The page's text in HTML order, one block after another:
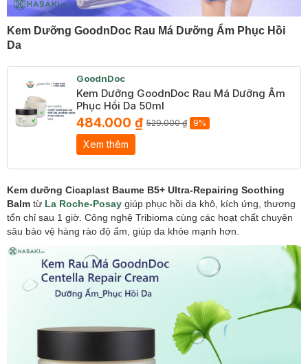
Kem Dưỡng GoodnDoc Rau Má Dưỡng Ẩm Phục Hồi
Da
GoodnDoc
Kem Dưỡng GoodnDoc Rau Má Dưỡng Ẩm
Phục Hồi Da 50ml
484.000 ₫ 529.000 ₫ 9%
Xem thêm
Kem dưỡng Cicaplast Baume B5+ Ultra-Repairing Soothing
Balm từ La Roche-Posay giúp phục hồi da khô, kích ứng, thương
tổn chỉ sau 1 giờ. Công nghệ Tribioma cùng các hoạt chất chuyên
sâu bảo vệ hàng rào độ ẩm, giúp da khỏe mạnh hơn.